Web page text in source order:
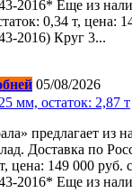
2016* Еще из
0,34 т, цена:
2016) Круг 3...
05/08/2026
остаток: 2,87 т
предлагает из
Доставка по
цена: 149 000
2016* Еще из